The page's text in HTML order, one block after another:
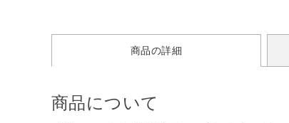
商品の詳細
商品について